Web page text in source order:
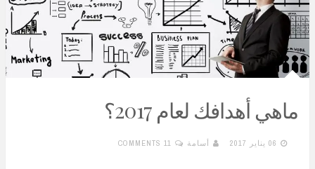
ماهي أهدافك لعام 2017؟
06 يناير 2017 أسامة 11 COMMENTS